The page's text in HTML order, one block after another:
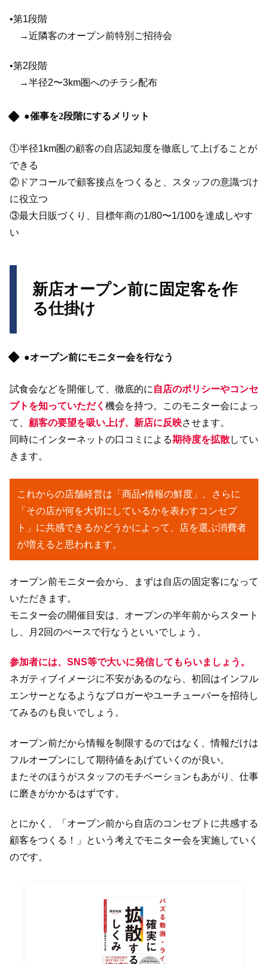
•第1段階
→近隣客のオープン前特別ご招待会
•第2段階
→半径2〜3km圏へのチラシ配布
●催事を2段階にするメリット
①半径1km圏の顧客の自店認知度を徹底して上げることが
できる
②ドアコールで顧客接点をつくると、スタッフの意識づけ
に役立つ
③最大日販づくり、目標年商の1/80〜1/100を達成しやす
い
新店オープン前に固定客を作
る仕掛け
●オープン前にモニター会を行なう
試食会などを開催して、徹底的に 自店のポリシーやコンセ
プトを知っていただく 機会を持つ。このモニター会によっ
て、 顧客の要望を吸い上げ、新店に反映させます。
同時にインターネットの口コミによる期待度を拡散してい
きます。
これからの店舗経営は「商品•情報の鮮度」、さらに
「その店が何を大切にしているかを表わすコンセプ
ト」に共感できるかどうかによって、店を選ぶ消費者
が増えると思われます。
オープン前モニター会から、まずは自店の固定客になって
いただきます。
モニター会の開催目安は、オープンの半年前からスタート
し、月2回のぺースで行なうといいでしょう。
参加者には、SNS等で大いに発信してもらいましょう。
ネガティブイメージに不安があるのなら、初回はインフル
エンサーとなるようなブロガーやユーチューバーを招待し
てみるのも良いでしょう。
オープン前だから情報を制限するのではなく、情報だけは
フルオープンにして期待値をあげていくのが良い。
またそのほうがスタッフのモチベーションもあがり、仕事
に磨きがかかるはずです。
とにかく、「オープン前から自店のコンセプトに共感する
顧客をつくる！」という考えでモニター会を実施していく
のです。